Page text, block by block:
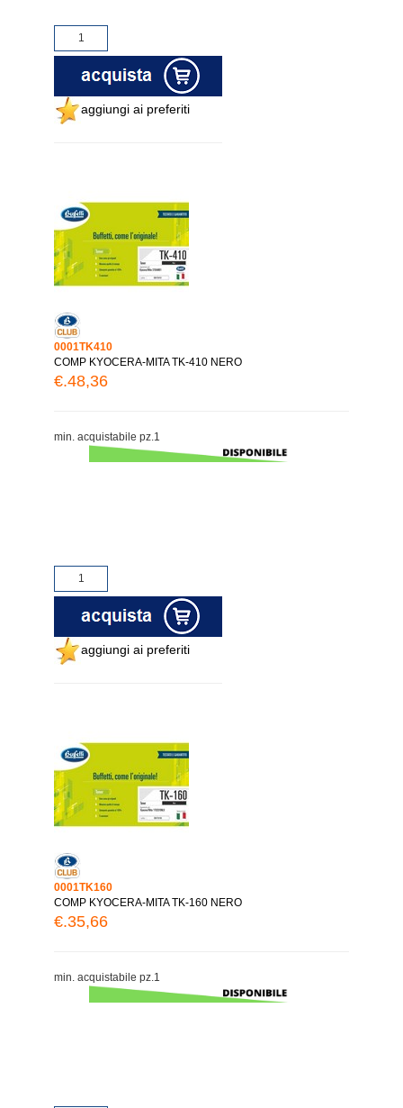
aggiungi ai preferiti
0001TK410
COMP KYOCERA-MITA TK-410 NERO
€.48,36
min. acquistabile pz.1
aggiungi ai preferiti
0001TK160
COMP KYOCERA-MITA TK-160 NERO
€.35,66
min. acquistabile pz.1